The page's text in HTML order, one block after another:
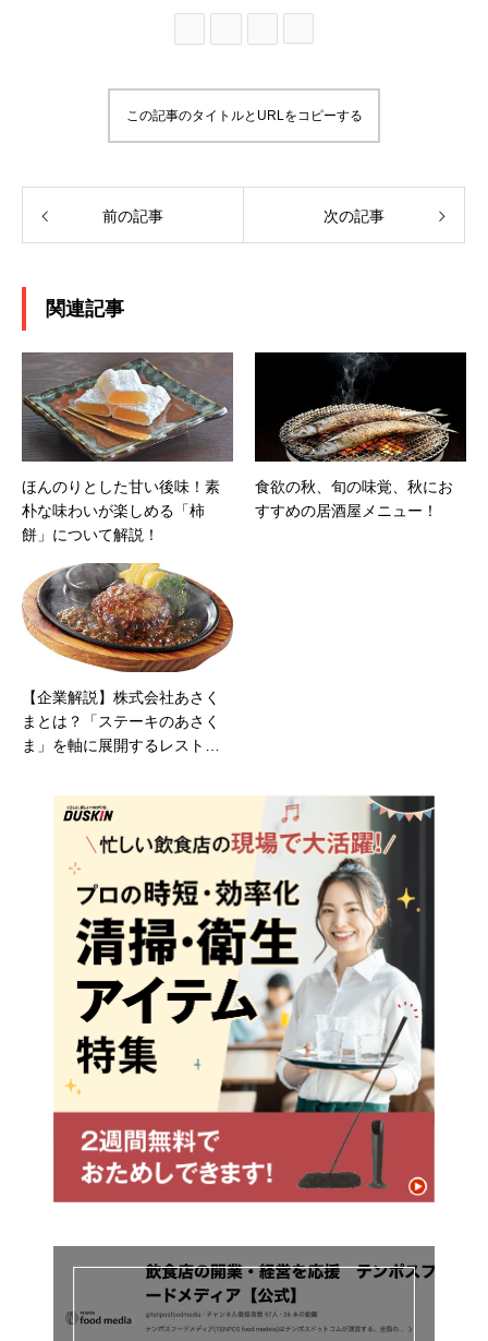
この記事のタイトルとURLをコピーする
前の記事 次の記事
関連記事
ほんのりとした甘い後味！素
朴な味わいが楽しめる「柿
餅」について解説！
食欲の秋、旬の味覚、秋にお
すすめの居酒屋メニュー！
【企業解説】株式会社あさく
まとは？「ステーキのあさく
ま」を軸に展開するレストラ